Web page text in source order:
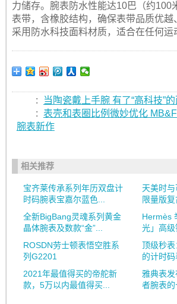
力储存。腕表防水性能达10巴（约100
表带，含橡胶结构，确保表带品质优越
采用防水科技面料材质，适合在任何运
:
当陶瓷戴上手腕 有了“高科技”
: 表壳和表圈比例微妙优化
腕表新作
相关推荐
宝齐莱传承系列年历双盘计
时码腕表宝嘉尔蓝色...
天美时
限量版
全新BigBang灵魂系列黄金
晶体腕表及数款“金”...
Hermès
光」高级
ROSDN劳士顿表悟空胜系
列G2201
顶级秒
的计时码
2021年最值得买的帝舵新
款，5万以内最值得买...
雅典表
者腕表